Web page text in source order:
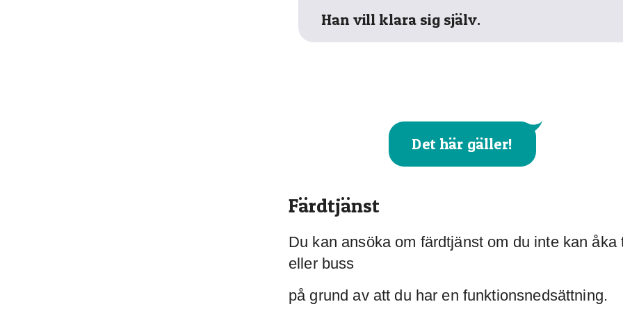
Han vill klara sig själv.
Det här gäller!
Färdtjänst
Du kan ansöka om färdtjänst om du inte kan åka
eller buss
på grund av att du har en funktionsnedsättning.